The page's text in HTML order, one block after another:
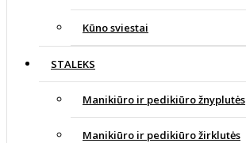
Kūno sviestai
STALEKS
Manikiūro ir pedikiūro žnyplutės
Manikiūro ir pedikiūro žirklutės